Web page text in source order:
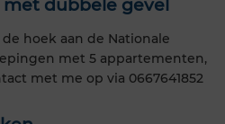
met dubbele gevel
hoek aan de Nationale
met 5 appartementen,
met me op via 0667641852